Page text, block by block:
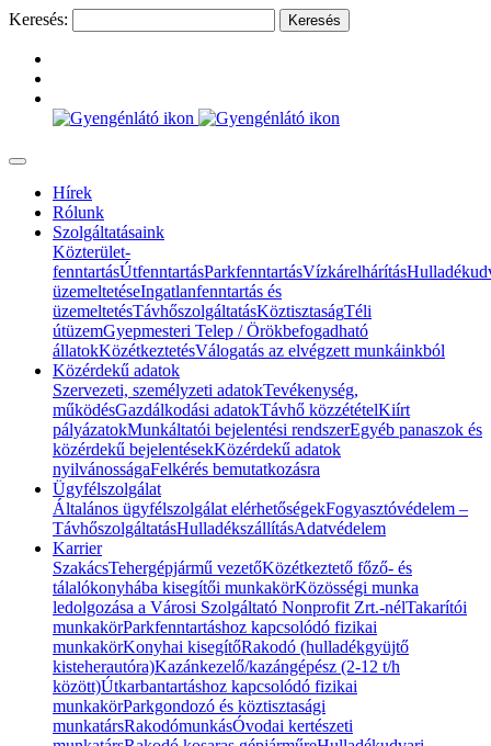
Keresés:
Hírek
Rólunk
Szolgáltatásaink
Közterület-
fenntartásÚtfenntartásParkfenntartásVízkárelhárítás
üzemeltetéseIngatlanfenntartás és
üzemeltetésTávhőszolgáltatásKöztisztaságTéli
útüzemGyepmesteri Telep / Örökbefogadható
állatokKözétkeztetésVálogatás az elvégzett munkáinkból
Közérdekű adatok
Szervezeti, személyzeti adatokTevékenység,
működésGazdálkodási adatokTávhő közzétételKiírt
pályázatokMunkáltatói bejelentési rendszerEgyéb panaszok és
közérdekű bejelentésekKözérdekű adatok
nyilvánosságaFelkérés bemutatkozásra
Ügyfélszolgálat
Általános ügyfélszolgálat elérhetőségekFogyasztóvédelem –
TávhőszolgáltatásHulladékszállításAdatvédelem
Karrier
SzakácsTehergépjármű vezetőKözétkeztető főző- és
tálalókonyhába kisegítői munkakörKözösségi munka
ledolgozása a Városi Szolgáltató Nonprofit Zrt.-nélTakarítói
munkakörParkfenntartáshoz kapcsolódó fizikai
munkakörKonyhai kisegítőRakodó (hulladékgyüjtő
kisteherautóra)Kazánkezelő/kazángépész (2-12 t/h
között)Útkarbantartáshoz kapcsolódó fizikai
munkakörParkgondozó és köztisztasági
munkatársRakodómunkásÓvodai kertészeti